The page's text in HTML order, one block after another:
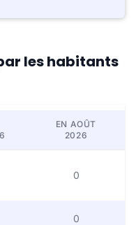
les habitants
EN AOÛT
2026
0
0